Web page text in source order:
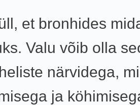
et bronhides
Valu võib olla
närvidega,
ja